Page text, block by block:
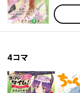
4コマ